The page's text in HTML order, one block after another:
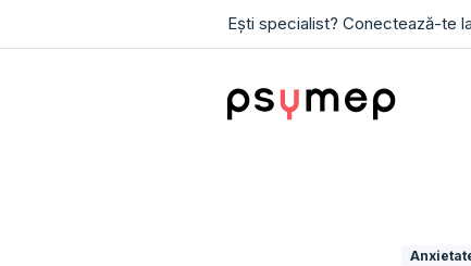
Ești specialist? Conectează-te